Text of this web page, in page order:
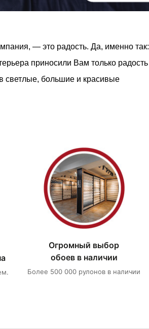
— это радость. Да, именно так:
приносили Вам только радость
светлые, большие и красивые
Огромный выбор
обоев в наличии
Более 500 000 рулонов в наличии